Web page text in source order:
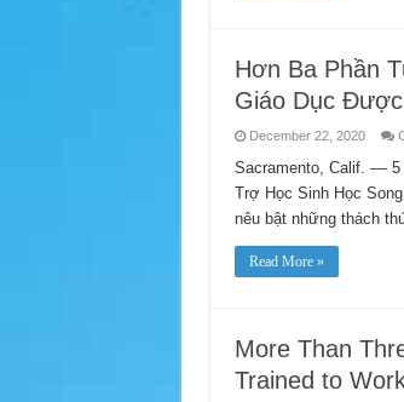
Hơn Ba Phần
Giáo Dục
December 22, 2020
Sacramento, Calif. ––
Trợ Học Sinh Học
nêu bật những thách
Read More »
More Than
Trained to